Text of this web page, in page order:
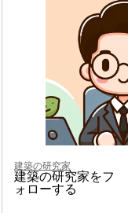
建築の研究家
建築の研究家をフ
ォローする